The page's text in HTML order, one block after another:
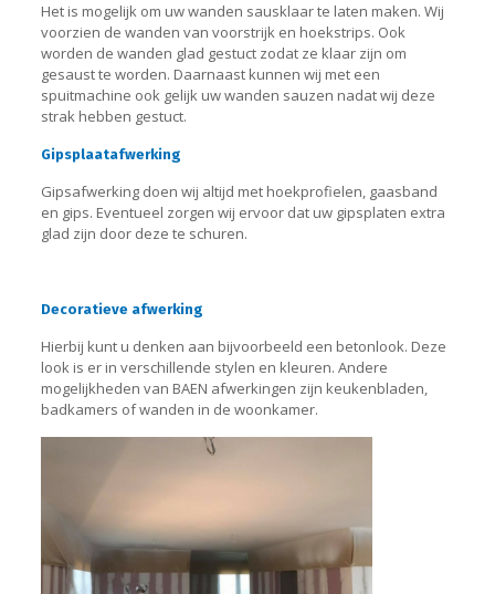
Het is mogelijk om uw wanden sausklaar te laten maken. Wij
voorzien de wanden van voorstrijk en hoekstrips. Ook
worden de wanden glad gestuct zodat ze klaar zijn om
gesaust te worden. Daarnaast kunnen wij met een
spuitmachine ook gelijk uw wanden sauzen nadat wij deze
strak hebben gestuct.
Gipsplaatafwerking
Gipsafwerking doen wij altijd met hoekprofielen, gaasband
en gips. Eventueel zorgen wij ervoor dat uw gipsplaten extra
glad zijn door deze te schuren.
Decoratieve afwerking
Hierbij kunt u denken aan bijvoorbeeld een betonlook. Deze
look is er in verschillende stylen en kleuren. Andere
mogelijkheden van BAEN afwerkingen zijn keukenbladen,
badkamers of wanden in de woonkamer.